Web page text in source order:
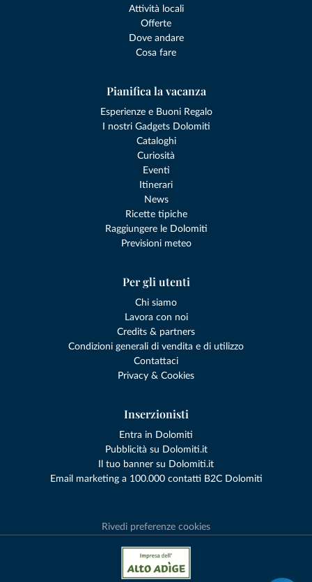
Attività locali
Offerte
Dove andare
Cosa fare
Pianifica la vacanza
Esperienze e Buoni Regalo
I nostri Gadgets Dolomiti
Cataloghi
Curiosità
Eventi
Itinerari
News
Ricette tipiche
Raggiungere le Dolomiti
Previsioni meteo
Per gli utenti
Chi siamo
Lavora con noi
Credits & partners
Condizioni generali di vendita e di utilizzo
Contattaci
Privacy & Cookies
Inserzionisti
Entra in Dolomiti
Pubblicità su Dolomiti.it
Il tuo banner su Dolomiti.it
Email marketing a 100.000 contatti B2C Dolomiti
Rivedi preferenze cookies